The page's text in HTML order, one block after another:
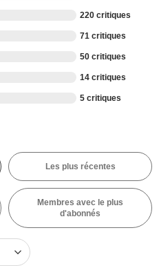
220 critiques
71 critiques
50 critiques
14 critiques
5 critiques
Les plus récentes
Membres avec le plus
d'abonnés